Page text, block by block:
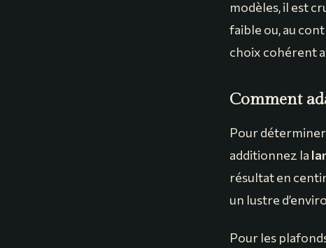
modèles, il est
faible ou, au
choix cohérent
Comment
Pour
additionnez la
résultat en
un lustre
Pour les